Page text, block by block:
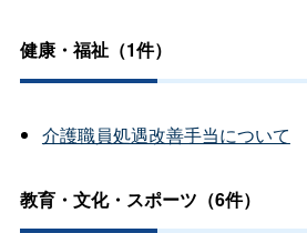
健康・福祉（1件）
介護職員処遇改善手当について
教育・文化・スポーツ（6件）